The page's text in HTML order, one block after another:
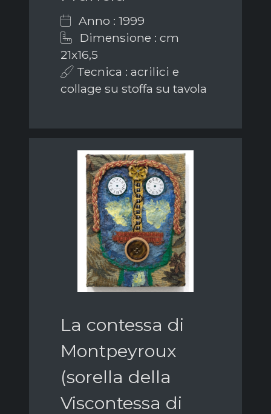
Anno : 1999
Dimensione : cm
21x16,5
Tecnica : acrilici e
collage su stoffa su tavola
La contessa di
Montpeyroux
(sorella della
Viscontessa di